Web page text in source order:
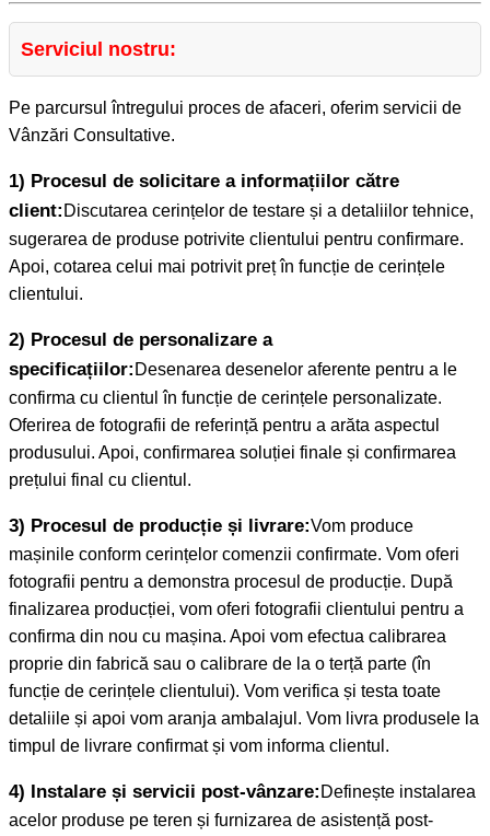
Serviciul nostru:
Pe parcursul întregului proces de afaceri, oferim servicii de
Vânzări Consultative.
1) Procesul de solicitare a informațiilor către
client: Discutarea cerințelor de testare și a detaliilor tehnice,
sugerarea de produse potrivite clientului pentru confirmare.
Apoi, cotarea celui mai potrivit preț în funcție de cerințele
clientului.
2) Procesul de personalizare a
specificațiilor: Desenarea desenelor aferente pentru a le
confirma cu clientul în funcție de cerințele personalizate.
Oferirea de fotografii de referință pentru a arăta aspectul
produsului. Apoi, confirmarea soluției finale și confirmarea
prețului final cu clientul.
3) Procesul de producție și livrare:Vom produce
mașinile conform cerințelor comenzii confirmate. Vom oferi
fotografii pentru a demonstra procesul de producție. După
finalizarea producției, vom oferi fotografii clientului pentru a
confirma din nou cu mașina. Apoi vom efectua calibrarea
proprie din fabrică sau o calibrare de la o terță parte (în
funcție de cerințele clientului). Vom verifica și testa toate
detaliile și apoi vom aranja ambalajul. Vom livra produsele la
timpul de livrare confirmat și vom informa clientul.
4) Instalare și servicii post-vânzare: Definește instalarea
acelor produse pe teren și furnizarea de asistență post-